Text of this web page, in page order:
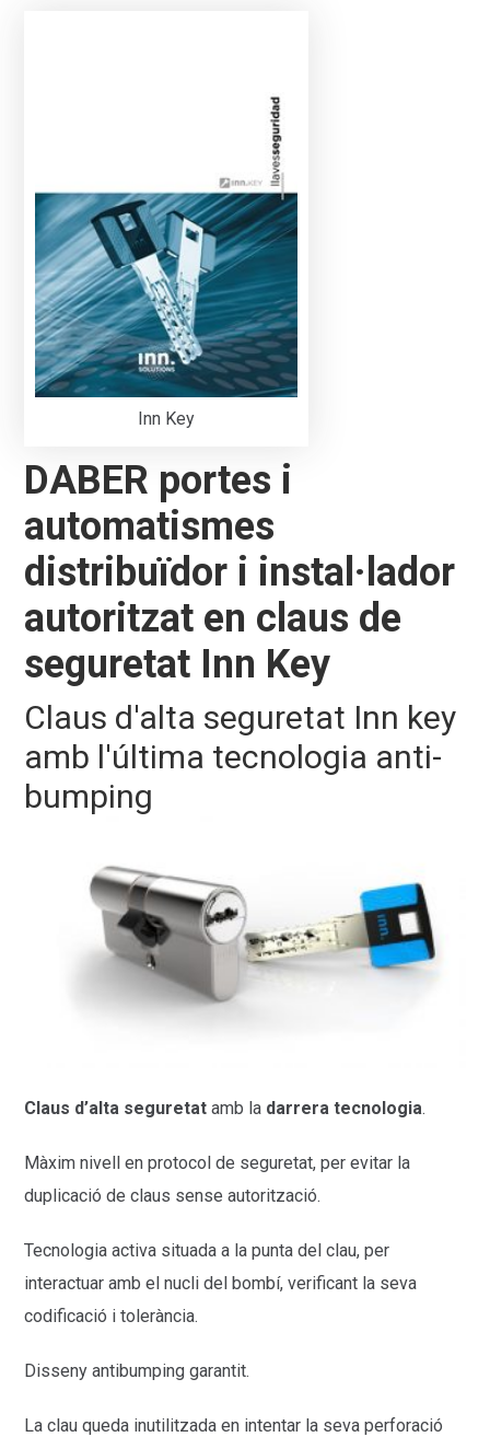
Inn Key
DABER portes i
automatismes
distribuïdor i instal·lador
autoritzat en claus de
seguretat Inn Key
Claus d'alta seguretat Inn key
amb l'última tecnologia anti-
bumping
Claus d’alta seguretat amb la darrera tecnologia.
Màxim nivell en protocol de seguretat, per evitar la
duplicació de claus sense autorització.
Tecnologia activa situada a la punta del clau, per
interactuar amb el nucli del bombí, verificant la seva
codificació i tolerància.
Disseny antibumping garantit.
La clau queda inutilitzada en intentar la seva perforació